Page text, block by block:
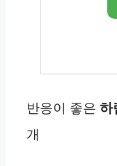
반응이 좋은 하
개